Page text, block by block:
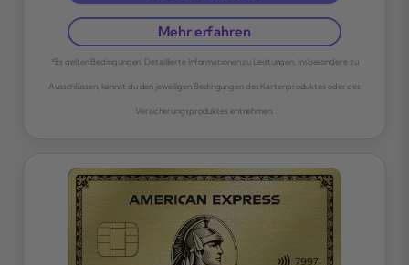
Mehr erfahren
*Es gelten Bedingungen. Detaillierte Informationen zu Leistungen, insbesondere zu
Ausschlüssen, kannst du den jeweiligen Bedingungen des Kartenproduktes oder des
Versicherungsproduktes entnehmen.